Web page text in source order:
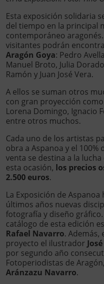
Esta exposición solidaria
del tiempo en la principal
contemporáneo
visitantes podrán
Aragón Goya: Pedro
Manuel Broto, Julia
Ramón y Juan José Vera.
A ellos se suman otros
con gran proyección
Lorena Domingo, Ignacio
entre otros muchos.
Cada uno de los artistas
obra a Aspanoa y el
venta se destina a la
esta ocasión, los precios
2.500 euros.
La Exposición de
últimos años nuevas
fotografía y diseño
catálogo de esta edición
Rafael Navarro. Además,
proyecto el ilustrador
por segundo año
Fotoperiodistas de
Aránzazu Navarro.